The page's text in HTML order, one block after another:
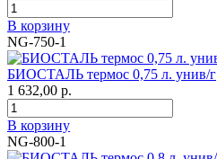
В корзину
NG-750-1
БИОСТАЛЬ термос 0,75 л. унив/г
1 632,00 р.
В корзину
NG-800-1